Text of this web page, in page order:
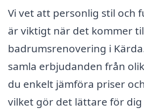
Vi vet att personlig stil och
är viktigt när det kommer
badrumsrenovering i
samla erbjudanden från
du enkelt jämföra priser
vilket gör det lättare för